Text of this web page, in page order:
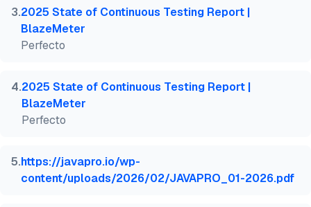
3.2025 State of Continuous Testing Report |
BlazeMeter
Perfecto
4.2025 State of Continuous Testing Report |
BlazeMeter
Perfecto
5.https://javapro.io/wp-
content/uploads/2026/02/JAVAPRO_01-2026.pdf